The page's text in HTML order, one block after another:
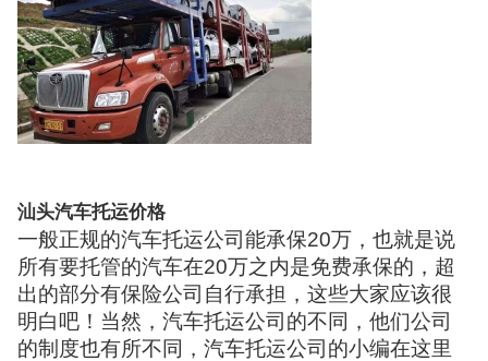
汕头汽车托运价格
一般正规的汽车托运公司能承保20万，也就是说
所有要托管的汽车在20万之内是免费承保的，超
出的部分有保险公司自行承担，这些大家应该很
明白吧！当然，汽车托运公司的不同，他们公司
的制度也有所不同，汽车托运公司的小编在这里